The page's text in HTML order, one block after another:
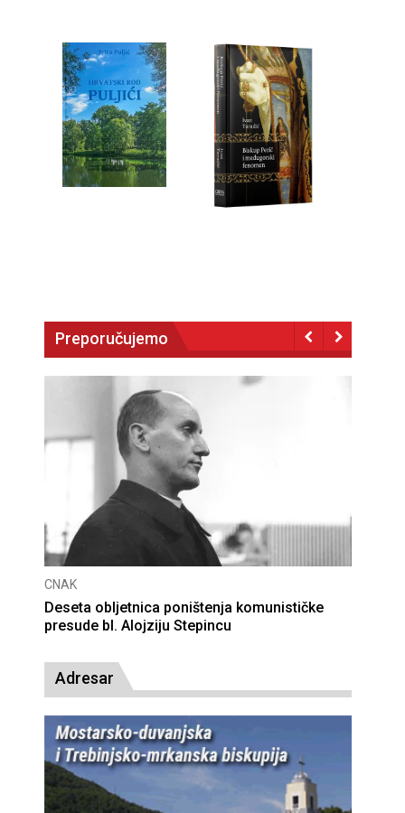
Preporučujemo
CNAK
Deseta obljetnica poništenja komunističke
presude bl. Alojziju Stepincu
Adresar